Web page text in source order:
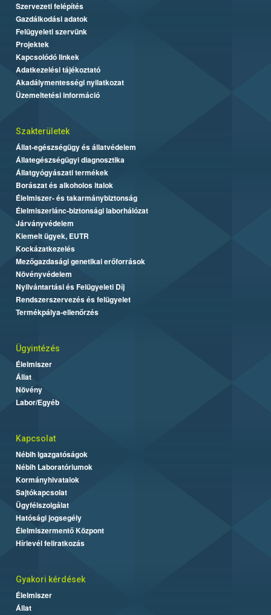
Szervezeti felépítés
Gazdálkodási adatok
Felügyeleti szervünk
Projektek
Kapcsolódó linkek
Adatkezelési tájékoztató
Akadálymentességi nyilatkozat
Üzemeltetési információ
Szakterületek
Állat-egészségügy és állatvédelem
Állategészségügyi diagnosztika
Állatgyógyászati termékek
Borászat és alkoholos italok
Élelmiszer- és takarmánybiztonság
Élelmiszerlánc-biztonsági laborhálózat
Járványvédelem
Kiemelt ügyek, EUTR
Kockázatkezelés
Mezőgazdasági genetikai erőforrások
Növényvédelem
Nyilvántartási és Felügyeleti Díj
Rendszerszervezés és felügyelet
Termékpálya-ellenőrzés
Ügyintézés
Élelmiszer
Állat
Növény
Labor/Egyéb
Kapcsolat
Nébih Igazgatóságok
Nébih Laboratóriumok
Kormányhivatalok
Sajtókapcsolat
Ügyfélszolgálat
Hatósági jogsegély
Élelmiszermentő Központ
Hírlevél feliratkozás
Gyakori kérdések
Élelmiszer
Állat